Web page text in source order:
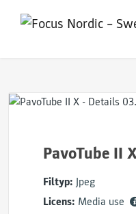
PavoTube II
Filtyp: Jpeg
Licens: Media use